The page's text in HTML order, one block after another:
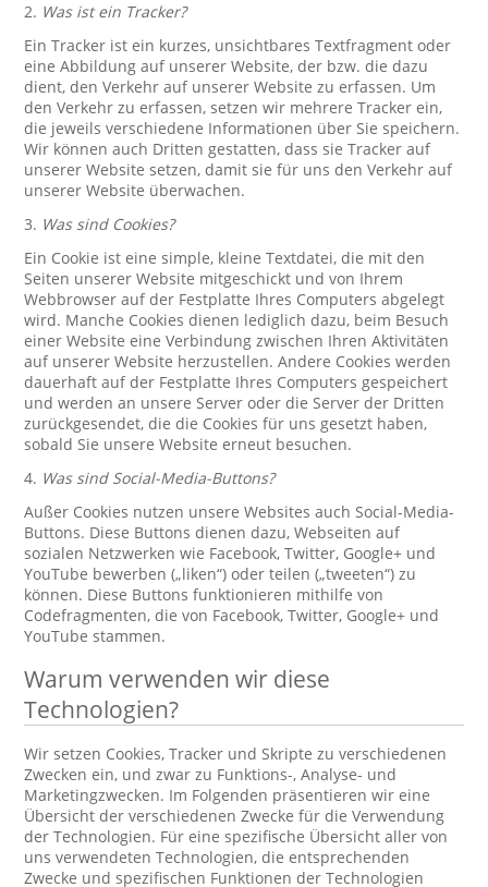
2. Was ist ein Tracker?
Ein Tracker ist ein kurzes, unsichtbares Textfragment oder
eine Abbildung auf unserer Website, der bzw. die dazu
dient, den Verkehr auf unserer Website zu erfassen. Um
den Verkehr zu erfassen, setzen wir mehrere Tracker ein,
die jeweils verschiedene Informationen über Sie speichern.
Wir können auch Dritten gestatten, dass sie Tracker auf
unserer Website setzen, damit sie für uns den Verkehr auf
unserer Website überwachen.
3. Was sind Cookies?
Ein Cookie ist eine simple, kleine Textdatei, die mit den
Seiten unserer Website mitgeschickt und von Ihrem
Webbrowser auf der Festplatte Ihres Computers abgelegt
wird. Manche Cookies dienen lediglich dazu, beim Besuch
einer Website eine Verbindung zwischen Ihren Aktivitäten
auf unserer Website herzustellen. Andere Cookies werden
dauerhaft auf der Festplatte Ihres Computers gespeichert
und werden an unsere Server oder die Server der Dritten
zurückgesendet, die die Cookies für uns gesetzt haben,
sobald Sie unsere Website erneut besuchen.
4. Was sind Social-Media-Buttons?
Außer Cookies nutzen unsere Websites auch Social-Media-
Buttons. Diese Buttons dienen dazu, Webseiten auf
sozialen Netzwerken wie Facebook, Twitter, Google+ und
YouTube bewerben („liken“) oder teilen („tweeten“) zu
können. Diese Buttons funktionieren mithilfe von
Codefragmenten, die von Facebook, Twitter, Google+ und
YouTube stammen.
Warum verwenden wir diese
Technologien?
Wir setzen Cookies, Tracker und Skripte zu verschiedenen
Zwecken ein, und zwar zu Funktions-, Analyse- und
Marketingzwecken. Im Folgenden präsentieren wir eine
Übersicht der verschiedenen Zwecke für die Verwendung
der Technologien. Für eine spezifische Übersicht aller von
uns verwendeten Technologien, die entsprechenden
Zwecke und spezifischen Funktionen der Technologien